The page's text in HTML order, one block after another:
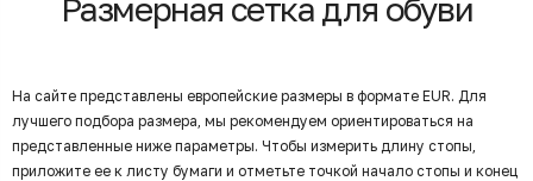
Размерная сетка для обуви
На сайте представлены европейские размеры в формате EUR. Для
лучшего подбора размера, мы рекомендуем ориентироваться на
представленные ниже параметры. Чтобы измерить длину стопы,
приложите ее к листу бумаги и отметьте точкой начало стопы и конец